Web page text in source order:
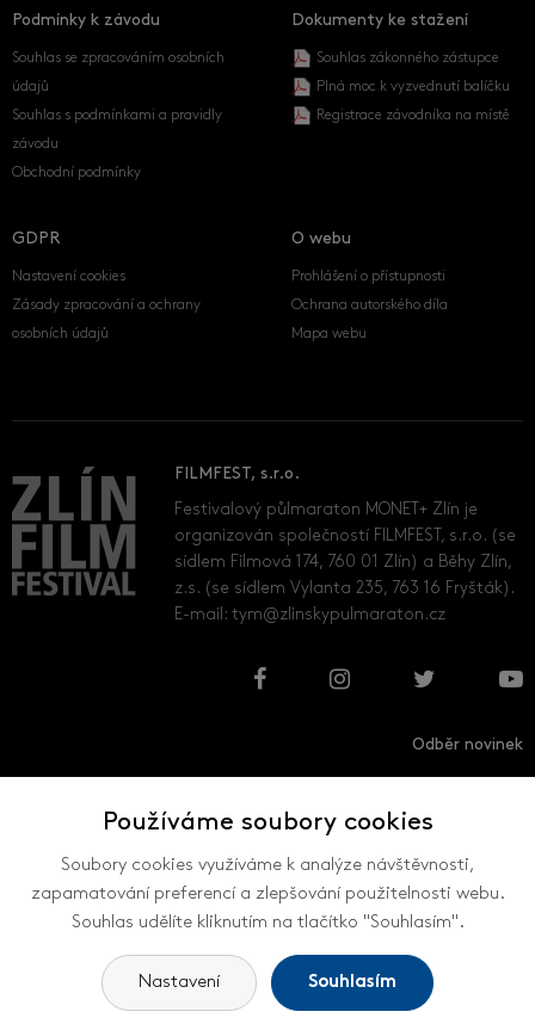
Podmínky k závodu
Souhlas se zpracováním osobních
údajů
Souhlas s podmínkami a pravidly
závodu
Obchodní podmínky
Dokumenty ke stažení
Souhlas zákonného zástupce
Plná moc k vyzvednutí balíčku
Registrace závodníka na místě
GDPR
Nastavení cookies
Zásady zpracování a ochrany
osobních údajů
O webu
Prohlášení o přístupnosti
Ochrana autorského díla
Mapa webu
FILMFEST, s.r.o.
Festivalový půlmaraton MONET+ Zlín je
organizován společností FILMFEST, s.r.o. (se
sídlem Filmová 174, 760 01 Zlín) a Běhy Zlín,
z.s. (se sídlem Vylanta 235, 763 16 Fryšták).
E-mail:tym@zlinskypulmaraton.cz
Odběr novinek
VŠECHNY KONTAKTY
Používáme soubory cookies
Soubory cookies využíváme k analýze návštěvnosti,
zapamatování preferencí a zlepšování použitelnosti webu.
Souhlas udělíte kliknutím na tlačítko "Souhlasím".
Nastavení Souhlasím